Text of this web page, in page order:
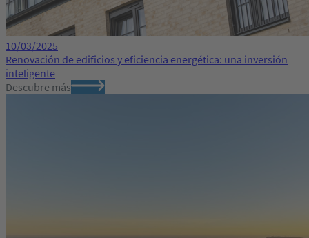
10/03/2025
Renovación de edificios y eficiencia energética: una inversión
inteligente
Descubre más